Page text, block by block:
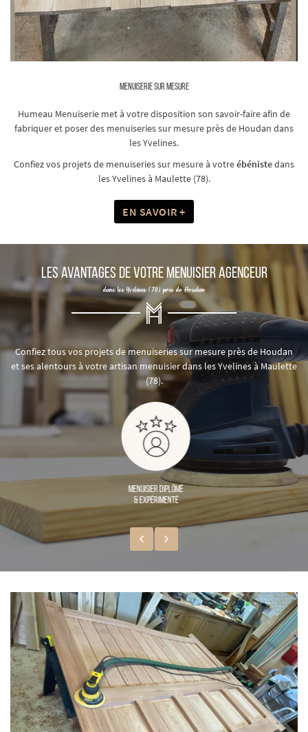
AGENCEMENT
NOS RÉALISATIONS
MENUISERIE SUR MESURE
Humeau Menuiserie met à votre disposition son savoir-faire afin de
fabriquer et poser des menuiseries sur mesure près de Houdan dans
les Yvelines.
Confiez vos projets de menuiseries sur mesure à votreébénistedans
les Yvelines à Maulette (78).
EN SAVOIR +
LES AVANTAGES DE VOTRE MENUISIER AGENCEUR
dans les Yvelines (78) près de Houdan
Confiez tous vos projets de menuiseries sur mesure près de Houdan
et ses alentours à votre artisan menuisier dans les Yvelines à Maulette
(78).
MENUISIER DIPLÔMÉ
& EXPÉRIMENTÉ